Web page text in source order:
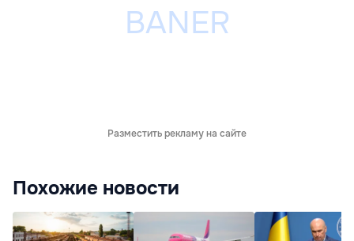
Разместить рекламу на сайте
Похожие новости